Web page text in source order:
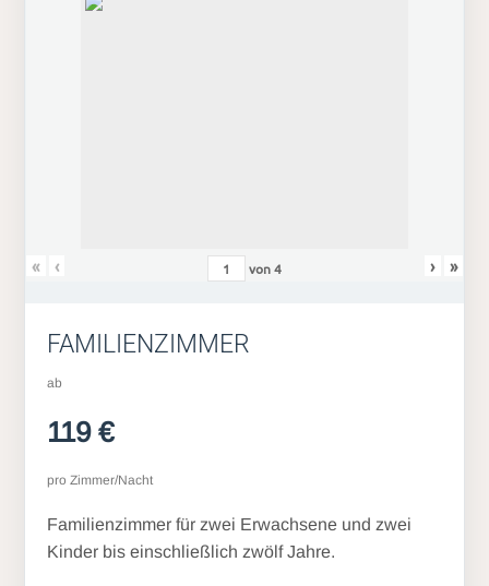
« ‹ von4 › »
FAMILIENZIMMER
ab
119 €
pro Zimmer/Nacht
Familienzimmer für zwei Erwachsene und zwei
Kinder bis einschließlich zwölf Jahre.